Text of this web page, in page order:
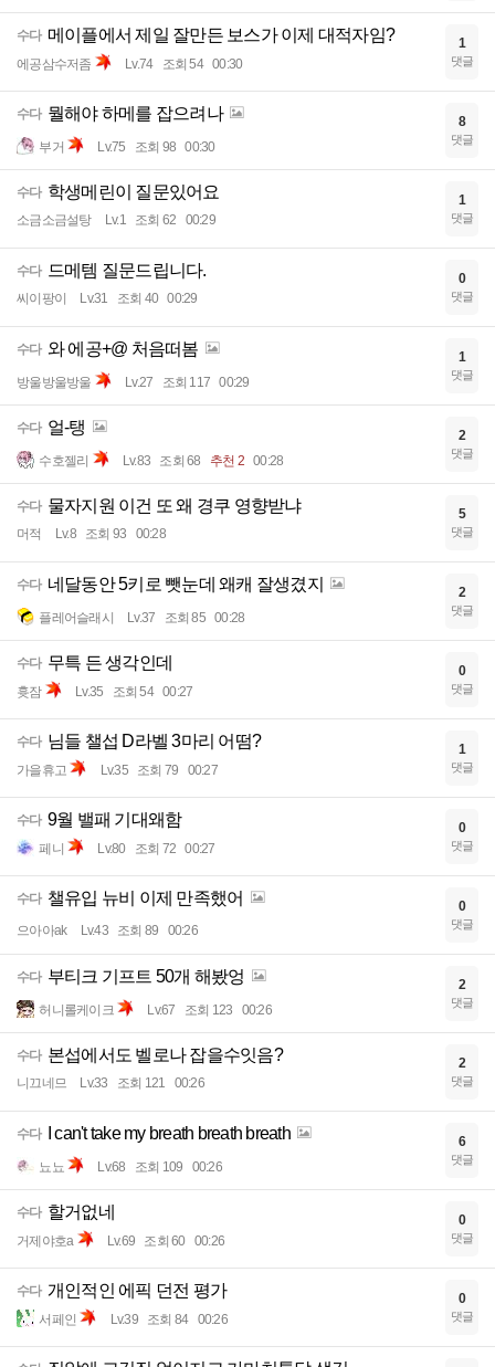
수다 메이플에서 제일 잘만든 보스가 이제 대적자임?
에공삼수저좀 Lv.74 조회 54 00:30
1
댓글
수다 뭘해야 하메를 잡으려나
부거 Lv.75 조회 98 00:30
8
댓글
수다 학생메린이 질문있어요
소금소금설탕 Lv.1 조회 62 00:29
1
댓글
수다 드메템 질문드립니다.
씨이팡이 Lv.31 조회 40 00:29
0
댓글
수다 와 에공+@ 처음떠봄
방울방울방울 Lv.27 조회 117 00:29
1
댓글
수다 얼-탱
수호젤리 Lv.83 조회 68 추천 2 00:28
2
댓글
수다 물자지원 이건 또 왜 경쿠 영향받냐
머적 Lv.8 조회 93 00:28
5
댓글
수다 네달동안 5키로 뺏눈데 왜캐 잘생겼지
플레어슬래시 Lv.37 조회 85 00:28
2
댓글
수다 무특 든 생각인데
흇잠 Lv.35 조회 54 00:27
0
댓글
수다 님들 챌섭 D라벨 3마리 어떰?
가을휴고 Lv.35 조회 79 00:27
1
댓글
수다 9월 밸패 기대왜함
페니 Lv.80 조회 72 00:27
0
댓글
수다 챌유입 뉴비 이제 만족했어
으아아ak Lv.43 조회 89 00:26
0
댓글
수다 부티크 기프트 50개 해봤엉
허니롤케이크 Lv.67 조회 123 00:26
2
댓글
수다 본섭에서도 벨로나 잡을수잇음?
니끄네므 Lv.33 조회 121 00:26
2
댓글
수다 I can't take my breath breath breath
뇨뇨 Lv.68 조회 109 00:26
6
댓글
수다 할거없네
거제야호a Lv.69 조회 60 00:26
0
댓글
수다 개인적인 에픽 던전 평가
서페인 Lv.39 조회 84 00:26
0
댓글